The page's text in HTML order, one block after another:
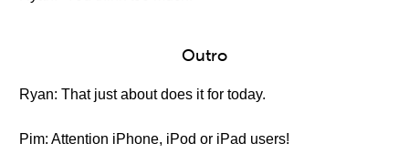
Outro
Ryan: That just about does it for today.
Pim: Attention iPhone, iPod or iPad users!